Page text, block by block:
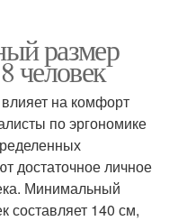
размер
человек
на комфорт
по эргономике
достаточное личное
Минимальный
составляет 140 см,